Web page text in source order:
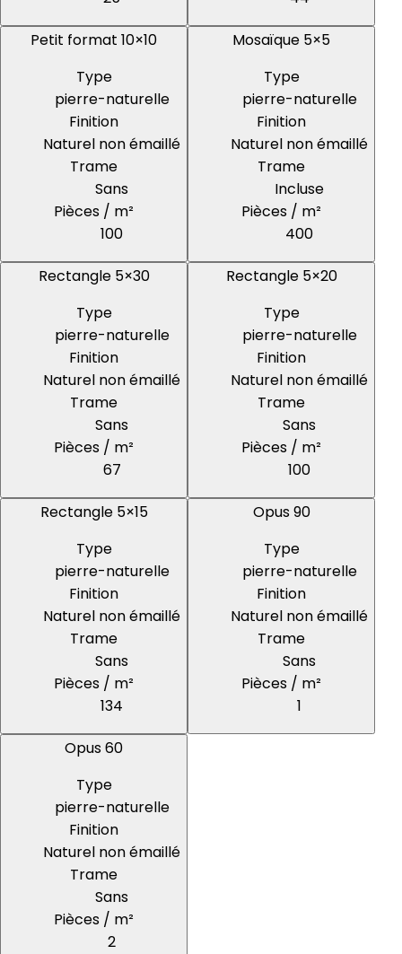
Petit format 10×10
Type
pierre-naturelle
Finition
Naturel non émaillé
Trame
Sans
Pièces / m²
100
Mosaïque 5×5
Type
pierre-naturelle
Finition
Naturel non émaillé
Trame
Incluse
Pièces / m²
400
Rectangle 5×30
Type
pierre-naturelle
Finition
Naturel non émaillé
Trame
Sans
Pièces / m²
67
Rectangle 5×20
Type
pierre-naturelle
Finition
Naturel non émaillé
Trame
Sans
Pièces / m²
100
Rectangle 5×15
Type
pierre-naturelle
Finition
Naturel non émaillé
Trame
Sans
Pièces / m²
134
Opus 90
Type
pierre-naturelle
Finition
Naturel non émaillé
Trame
Sans
Pièces / m²
1
Opus 60
Type
pierre-naturelle
Finition
Naturel non émaillé
Trame
Sans
Pièces / m²
2